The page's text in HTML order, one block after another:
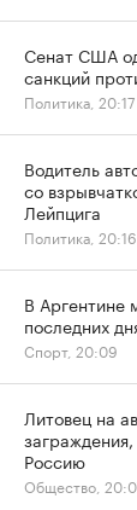
Сенат США
санкций
Политика, 20:17
Водитель
со
Лейпцига
Политика, 20:16
В Аргентине
последних
Спорт, 20:09
Литовец на
Россию
Общество,